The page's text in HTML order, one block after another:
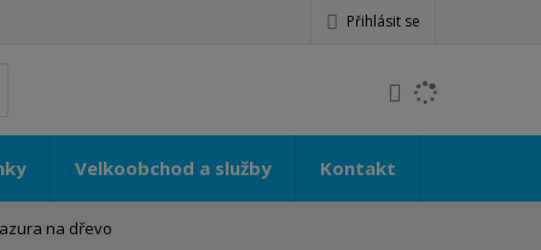
Přihlásit se
l
e
d
Velkoobchod a služby Kontakt
na dřevo